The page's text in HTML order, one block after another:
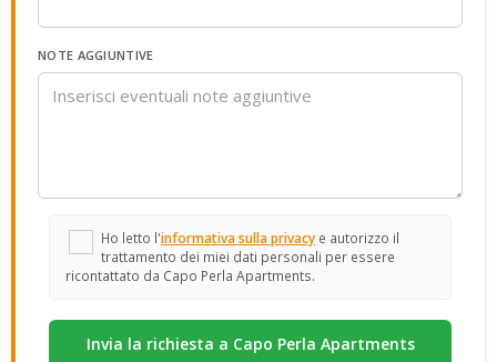
NOTE AGGIUNTIVE
Ho letto l'informativa sulla privacy e autorizzo il
trattamento dei miei dati personali per essere
ricontattato da Capo Perla Apartments.